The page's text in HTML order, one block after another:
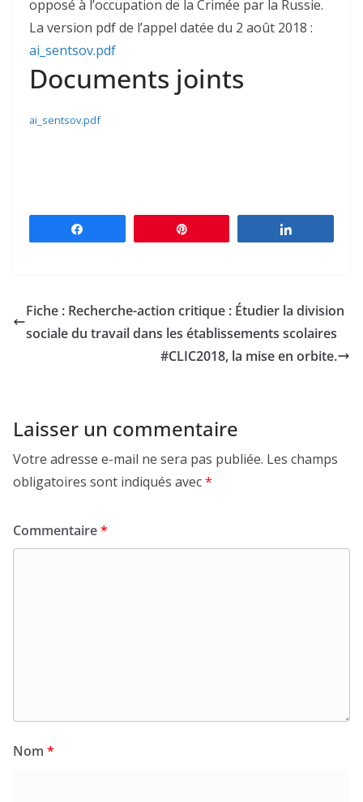
opposé à l’occupation de la Crimée par la Russie.
La version pdf de l’appel datée du 2 août 2018 :
ai_sentsov.pdf
Documents joints
ai_sentsov.pdf
Fiche : Recherche-action critique : Étudier la division
sociale du travail dans les établissements scolaires
#CLIC2018, la mise en orbite.
Laisser un commentaire
Votre adresse e-mail ne sera pas publiée. Les champs
obligatoires sont indiqués avec*
Commentaire*
Nom *